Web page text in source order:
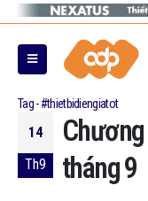
Tag - #thietbidiengiatot
14
Th9
tháng 9